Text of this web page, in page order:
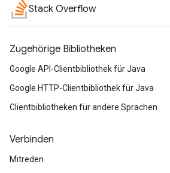
Stack Overflow
Zugehörige Bibliotheken
Google API-Clientbibliothek für Java
Google HTTP-Clientbibliothek für Java
Clientbibliotheken für andere Sprachen
Verbinden
Mitreden